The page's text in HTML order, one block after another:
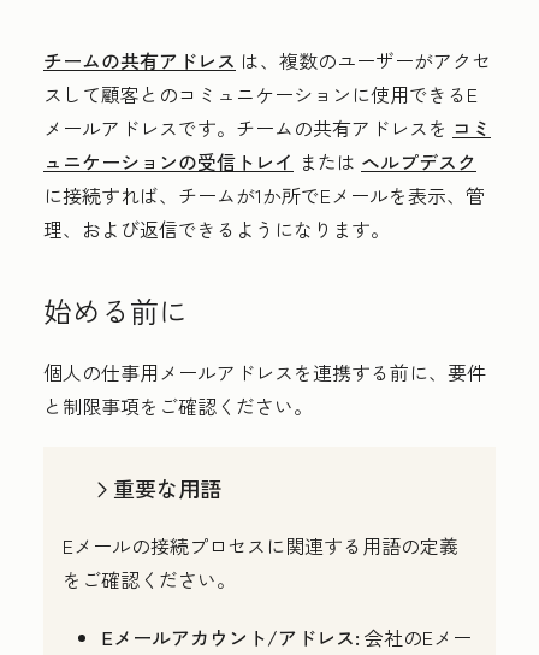
チームの共有アドレス は、複数のユーザーがアクセ
スして顧客とのコミュニケーションに使用できるE
メールアドレスです。チームの共有アドレスを コミ
ュニケーションの受信トレイ または ヘルプデスク
に接続すれば、チームが1か所でEメールを表示、管
理、および返信できるようになります。
始める前に
個人の仕事用メールアドレスを連携する前に、要件
と制限事項をご確認ください。
重要な用語
Eメールの接続プロセスに関連する用語の定義
をご確認ください。
Eメールアカウント/アドレス: 会社のEメー